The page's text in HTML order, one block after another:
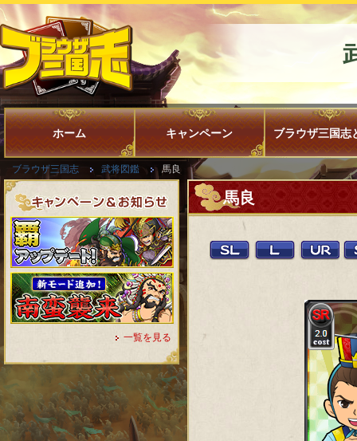
ホーム キャンペーン ブラウザ三国志
ブラウザ三国志 武将図鑑 馬良
一覧を見る
馬良